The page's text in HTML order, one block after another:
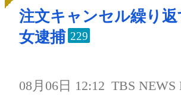
注文キャンセル繰り返
女逮捕 229
08月06日 12:12 TBS NEWS